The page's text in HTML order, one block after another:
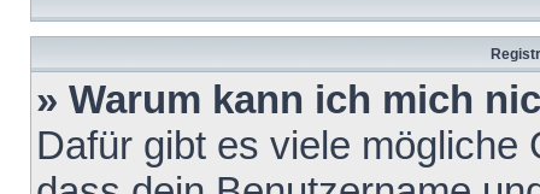
» Warum kann ich mich
Dafür gibt es viele